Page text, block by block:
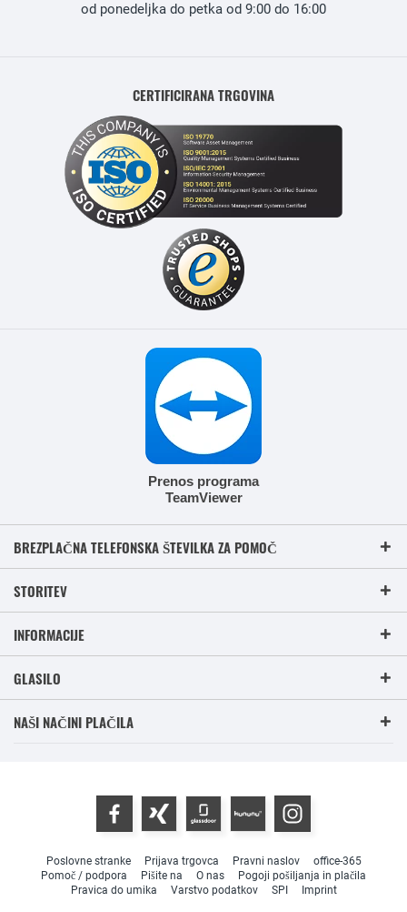
od ponedeljka do petka od 9:00 do 16:00
CERTIFICIRANA TRGOVINA
Prenos programa
TeamViewer
BREZPLAČNA TELEFONSKA ŠTEVILKA ZA POMOČ
STORITEV
INFORMACIJE
GLASILO
NAŠI NAČINI PLAČILA
Poslovne stranke Prijava trgovca Pravni naslov
office-365
Pomoč / podpora
Pišite na O nas
Pogoji pošiljanja in plačila
Pravica do umika
Varstvo podatkov SPI Imprint